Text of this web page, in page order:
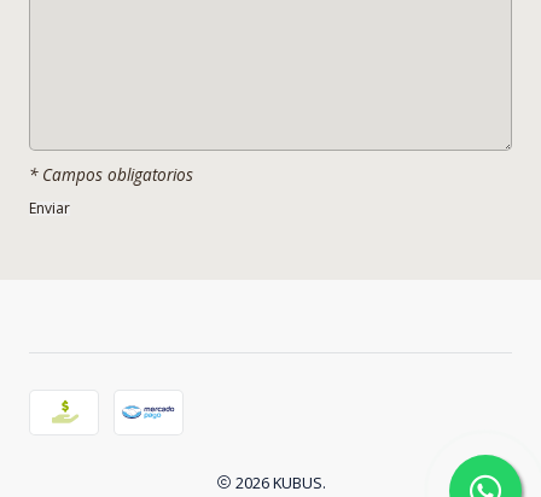
* Campos obligatorios
2026 KUBUS.